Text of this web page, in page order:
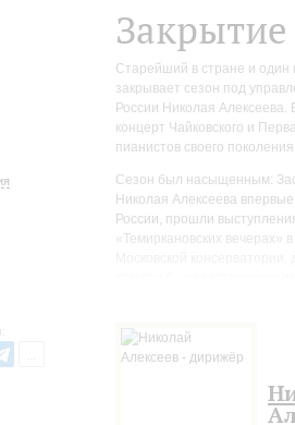
Старейший в стране и один
закрывает сезон под
России Николая
концерт Чайковского и
пианистов своего
Сезон был насыщенным:
Николая Алексеева
России, прошли
«Темиркановских вечерах»
На закрытии сезона в
Первая симфония Брамса.
лишь затем в столице –
понимал, что любой новой